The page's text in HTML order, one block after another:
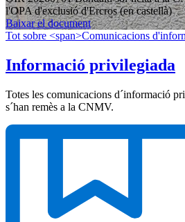
l'OPA d'exclusió d'Ercros (en castellà)
Baixar el document
Tot sobre <span>Comunicacions
Informació privilegiada
Totes les comunicacions d´informació
s´han remès a la CNMV.